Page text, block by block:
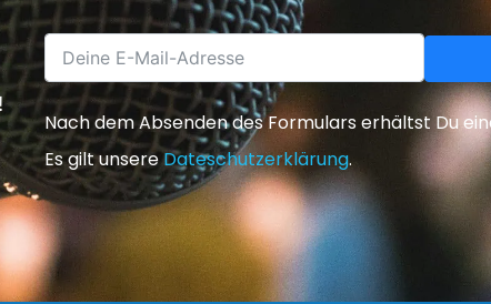
Nach dem Absenden des Formulars erhältst Du
Es gilt unsereDateschutzerklärung.